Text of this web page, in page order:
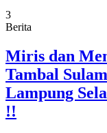
3
Berita
Miris dan
Tambal
Lampung
!!